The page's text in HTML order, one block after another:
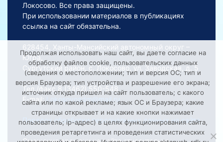
Локосово. Все права защищены.
При использовании материалов в публикациях
ссылка на сайт обязательна.
628454, Ханты-Мансийский автономный округ –
Югра,
Сургутский район, с. Локосово, ул. Заводская, д. 5
Тел./факс 8 (3462) 550-548
E-mail:
Lokosovoadm@mail.ru
Порядок обработки персональных данных на сайте
Продолжая использовать наш сайт, вы даете согласие на
обработку файлов cookie, пользовательских данных
(сведения о местоположении; тип и версия ОС; тип и
версия Браузера; тип устройства и разрешение его экрана;
источник откуда пришел на сайт пользователь; с какого
сайта или по какой рекламе; язык ОС и Браузера; какие
страницы открывает и на какие кнопки нажимает
пользователь; ip-адрес) в целях функционирования сайта,
проведения ретаргетинга и проведения статистических